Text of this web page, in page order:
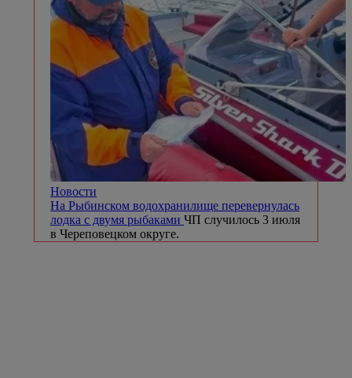
Новости
На Рыбинском водохранилище перевернулась
лодка с двумя рыбаками ЧП случилось 3 июля
в Череповецком округе.